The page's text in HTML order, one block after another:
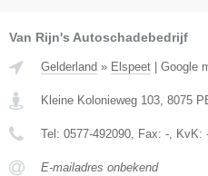
Van Rijn's Autoschadebedrijf
Gelderland » Elspeet Google
Kleine Kolonieweg 103, 8075
Tel: 0577-492090, Fax: -, KvK:
E-mailadres onbekend